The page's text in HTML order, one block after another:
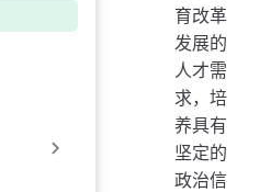
育改革
发展的
人才需
求，培
养具有
坚定的
政治信